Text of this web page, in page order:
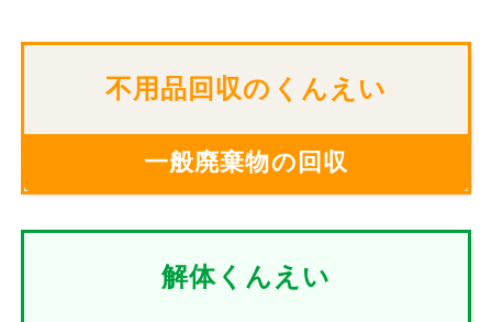
不用品回収のくんえい
一般廃棄物の回収
解体くんえい